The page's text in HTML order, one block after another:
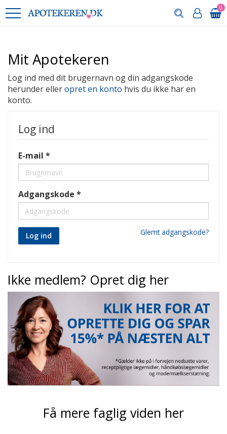
0
Mit Apotekeren
Log ind med dit brugernavn og din adgangskode
herunder elleropret en konto hvis du ikke har en
konto.
Log ind
E-mail
Adgangskode
Log ind Glemt adgangskode?
Ikke medlem? Opret dig her
Få mere faglig viden her